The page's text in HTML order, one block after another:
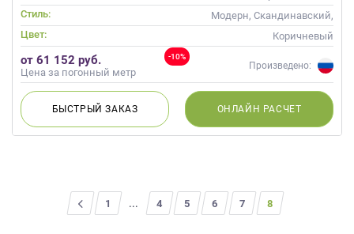
Стиль:
Модерн, Скандинавский,
Неоклассика, Современные
Цвет: Коричневый
-10%
от 61 152 руб.
Цена за погонный метр
Произведено:
БЫСТРЫЙЗАКАЗ ОНЛАЙН РАСЧЕТ
1 ... 4 5 6 7 8